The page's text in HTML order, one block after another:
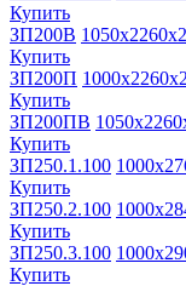
Купить
ЗП200В
Купить
ЗП200П
Купить
ЗП200ПВ
Купить
ЗП250.1.100
Купить
ЗП250.2.100
Купить
ЗП250.3.100
Купить